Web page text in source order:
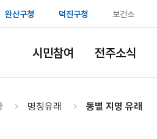
완산구청 덕진구청 보건소
시민참여 전주소식
명칭유래 동별 지명 유래